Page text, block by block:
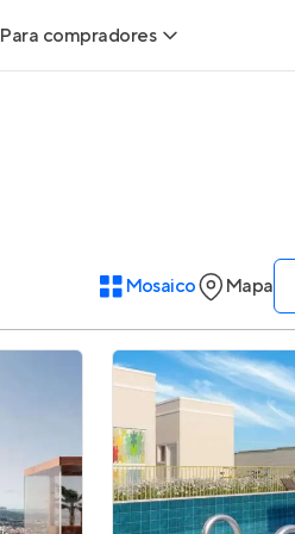
Entrar
Para compradores
Correção do INCC
Simulador de Financiamento
Encontre um corretor
Entrar no Apto
Mosaico Mapa